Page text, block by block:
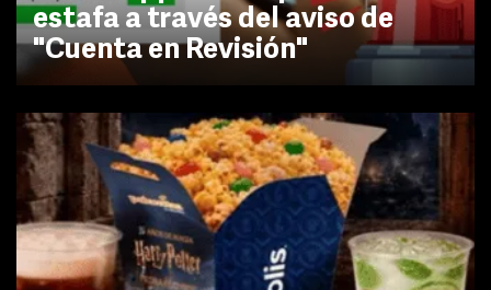
estafa a través del aviso de
"Cuenta en Revisión"